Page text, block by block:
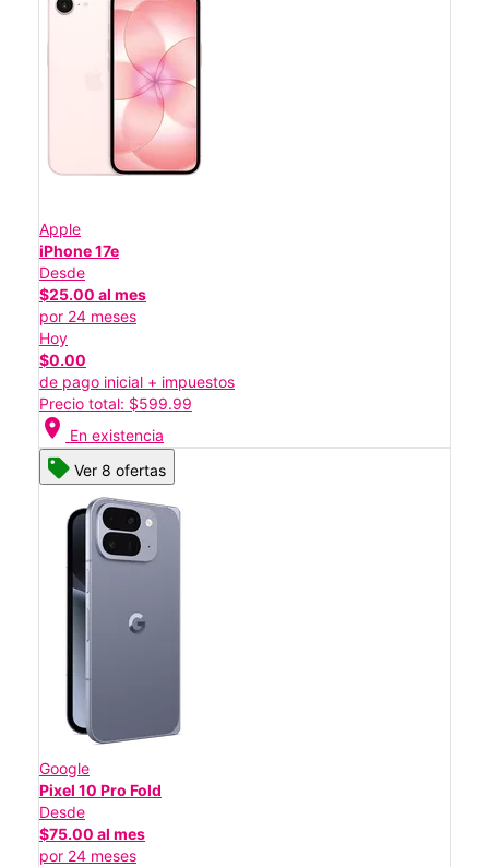
Apple
iPhone 17e
Desde
$25.00 al mes
por 24 meses
Hoy
$0.00
de pago inicial + impuestos
Precio total: $599.99
location_on En existencia
Ver 8 ofertas
Google
Pixel 10 Pro Fold
Desde
$75.00 al mes
por 24 meses